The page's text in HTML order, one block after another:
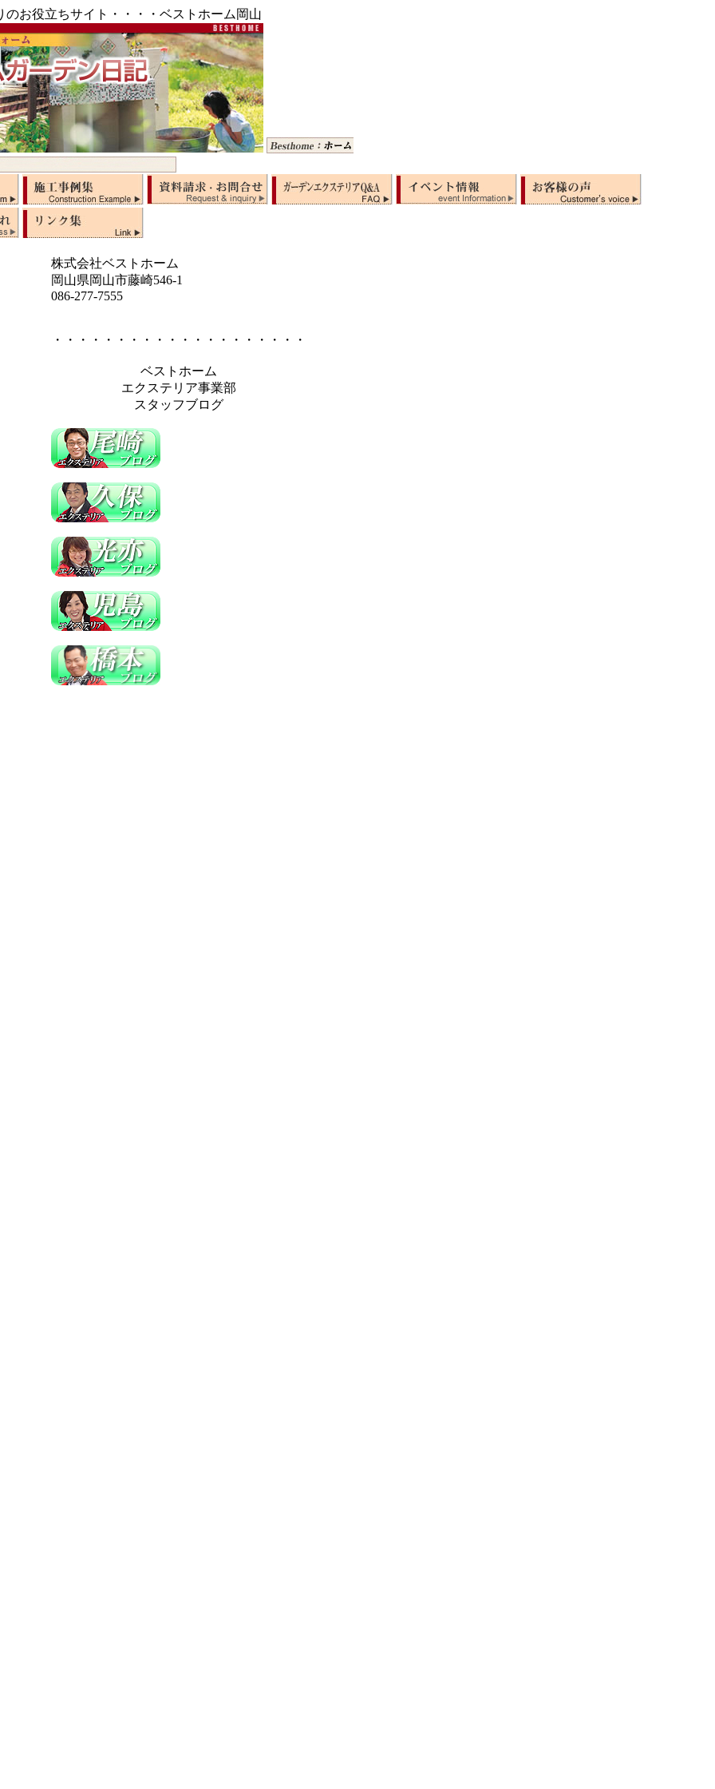
お役立ちサイト・・・・ベストホーム岡山
株式会社ベストホーム
岡山県岡山市藤崎546-1
086-277-7555
・・・・・・・・・・・・・・・・・・・・
ベストホーム
エクステリア事業部
スタッフブログ